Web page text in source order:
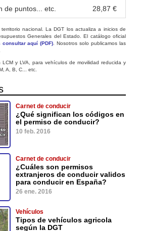
de puntos... etc. 28,87 €
nacional. La DGT los actualiza a inicios de
Generales del Estado. El catálogo oficial
consultar aquí (PDF) . Nosotros solo publicamos las
y LVA, para vehículos de movilidad reducida y
A, B, C... etc.
Carnet de conducir
¿Qué significan los códigos en
el permiso de conducir?
10 feb. 2016
Carnet de conducir
¿Cuáles son permisos
extranjeros de conducir validos
para conducir en España?
26 ene. 2016
Vehículos
Tipos de vehículos agricola
según la DGT